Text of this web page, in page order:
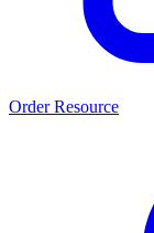
Order Resource